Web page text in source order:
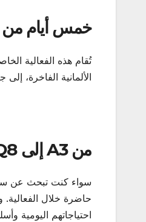
خمس أيام من
تُقام هذه الفعالية
الألمانية الفاخرة، إلى
من A3 إلى RS Q8…
سواء كنت تبحث عن
حاضرة خلال
احتياجاتهم اليومية